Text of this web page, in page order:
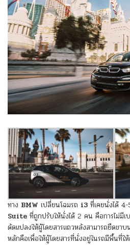
ทาง BMW เปลี่ยนโฉมรถ i3 ที่เคยนั่งได้
Suite ที่ถูกปรับให้นั่งได้ 2 คน คือการไม่มีเ
ดัดแปลงให้ผู้โดยสารแถวหลังสามารถยืดขา
หลักคือเพื่อให้ผู้โดยสารที่นั่งอยู่ในรถมีพื้นที่ใ